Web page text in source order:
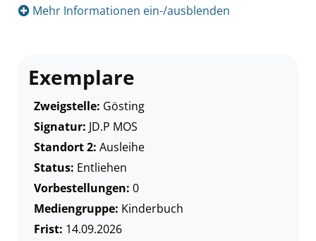
Mehr Informationen ein-/ausblenden
Exemplare
Zweigstelle: Gösting
Signatur: JD.P MOS
Standort 2: Ausleihe
Status: Entliehen
Vorbestellungen: 0
Mediengruppe: Kinderbuch
Frist: 14.09.2026